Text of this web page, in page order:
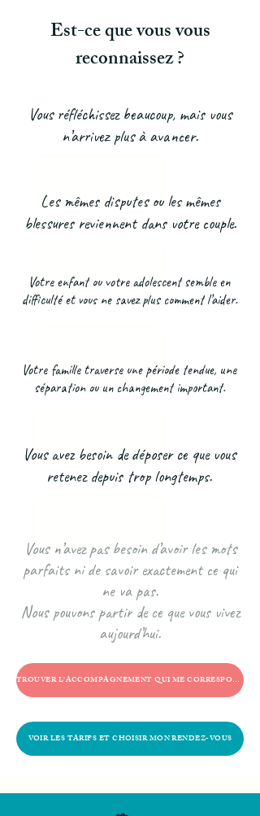
Est-ce que vous vous
reconnaissez ?
Vous réfléchissez beaucoup, mais vous
n’arrivez plus à avancer.
Les mêmes disputes ou les mêmes
blessures reviennent dans votre couple.
Votre enfant ou votre adolescent semble en
difficulté et vous ne savez plus comment l’aider.
Votre famille traverse une période tendue, une
séparation ou un changement important.
Vous avez besoin de déposer ce que vous
retenez depuis trop longtemps.
Vous n’avez pas besoin d’avoir les mots
parfaits ni de savoir exactement ce qui
ne va pas.
Nous pouvons partir de ce que vous vivez
aujourd’hui.
TROUVER L’ACCOMPAGNEMENT QUI ME CORRESPOND
VOIR LES TARIFS ET CHOISIR MON RENDEZ-VOUS